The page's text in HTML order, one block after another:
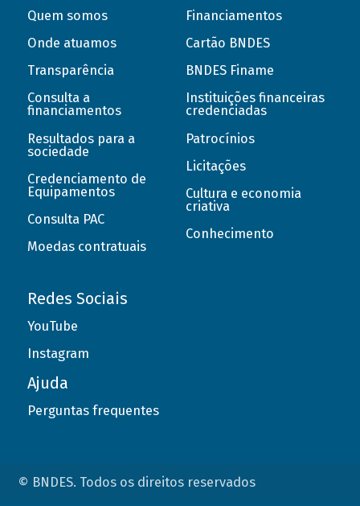
Quem somos
Onde atuamos
Transparência
Consulta a
financiamentos
Resultados para a
sociedade
Credenciamento de
Equipamentos
Consulta PAC
Moedas contratuais
Financiamentos
Cartão BNDES
BNDES Finame
Instituições financeiras
credenciadas
Patrocínios
Licitações
Cultura e economia
criativa
Conhecimento
Redes Sociais
YouTube
Instagram
Ajuda
Perguntas frequentes
© BNDES. Todos os direitos reservados